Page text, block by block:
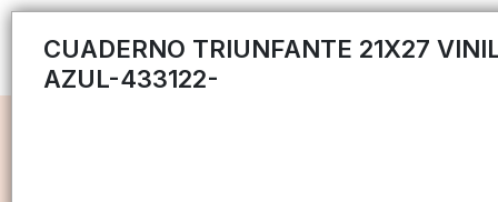
CUADERNO TRIUNFANTE 21X27
AZUL-433122-